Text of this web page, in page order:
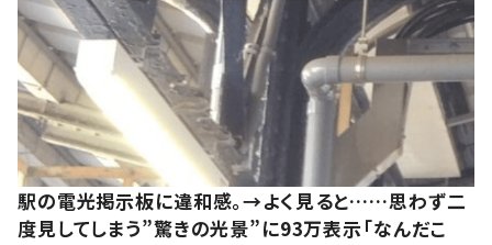
駅の電光掲示板に違和感。→よく見ると……思わず二
度見してしまう”驚きの光景”に93万表示「なんだこ